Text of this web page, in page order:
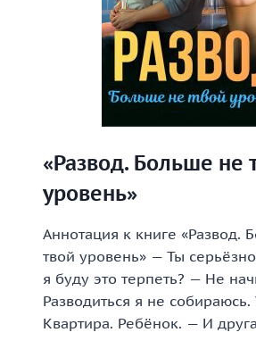
«Развод. Больше не
уровень»
Аннотация к книге «Развод.
твой уровень» — Ты
я буду это терпеть? — Не
Разводиться я не
Квартира. Ребёнок. — И